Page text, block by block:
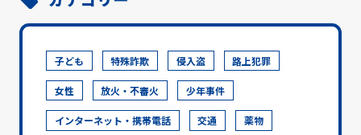
子ども 特殊詐欺 侵入盗 路上犯罪
女性 放火・不審火 少年事件
インターネット・携帯電話 交通 薬物